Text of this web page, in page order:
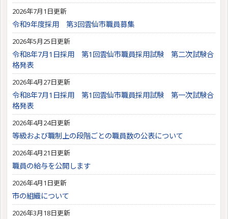
2026年7月1日更新
令和9年度採用 第3回雲仙市職員募集
2026年5月25日更新
令和8年7月1日採用 第1回雲仙市職員採用試験 第二次試験合
格発表
2026年4月27日更新
令和8年7月1日採用 第1回雲仙市職員採用試験 第一次試験合
格発表
2026年4月24日更新
等級および職制上の段階ごとの職員数の公表について
2026年4月21日更新
職員の給与を公開します
2026年4月1日更新
市の組織について
2026年3月18日更新